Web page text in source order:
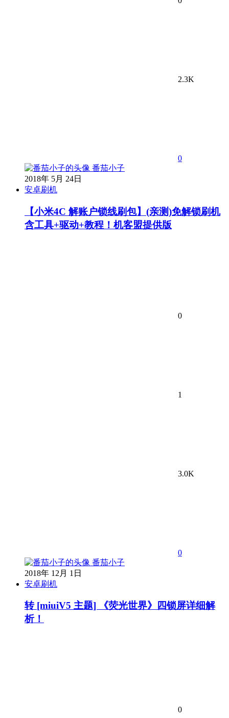
2.3K
0
番茄小子
2018年 5月 24日
安卓刷机
【小米4C 解账户锁线刷包】(亲测)免解锁刷机
含工具+驱动+教程！机客盟提供版
0
1
3.0K
0
番茄小子
2018年 12月 1日
安卓刷机
转 [miuiV5 主题] 《荧光世界》四锁屏详细解
析！
0